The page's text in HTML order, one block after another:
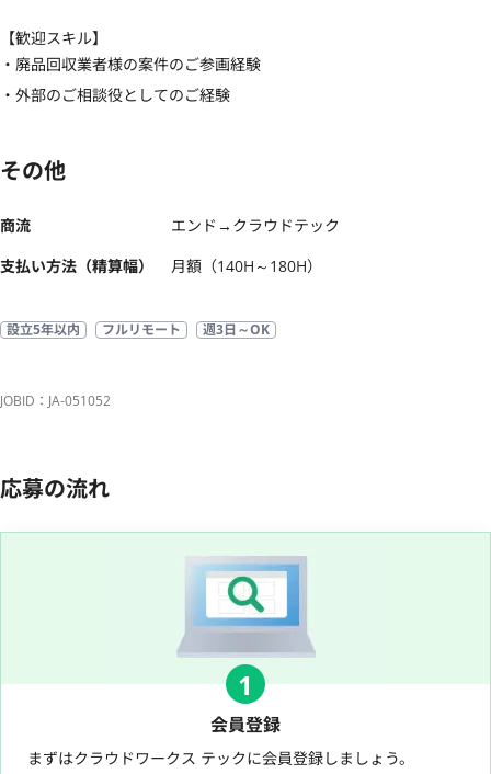
【歓迎スキル】
・廃品回収業者様の案件のご参画経験
・外部のご相談役としてのご経験
その他
商流
エンド→クラウドテック
支払い方法（精算幅）
月額（140H～180H）
設立5年以内 フルリモート 週3日～OK
JOBID：JA-051052
応募の流れ
1
会員登録
まずはクラウドワークス テックに会員登録しましょう。